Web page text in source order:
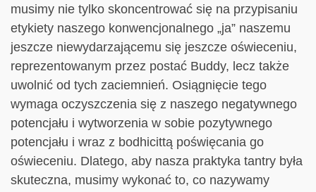
musimy nie tylko skoncentrować się na przypisaniu
etykiety naszego konwencjonalnego „ja” naszemu
jeszcze niewydarzającemu się jeszcze oświeceniu,
reprezentowanym przez postać Buddy, lecz także
uwolnić od tych zaciemnień. Osiągnięcie tego
wymaga oczyszczenia się z naszego negatywnego
potencjału i wytworzenia w sobie pozytywnego
potencjału i wraz z bodhicittą poświęcania go
oświeceniu. Dlatego, aby nasza praktyka tantry była
skuteczna, musimy wykonać to, co nazywamy